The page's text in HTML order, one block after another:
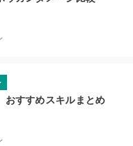
すすめスキルまとめ